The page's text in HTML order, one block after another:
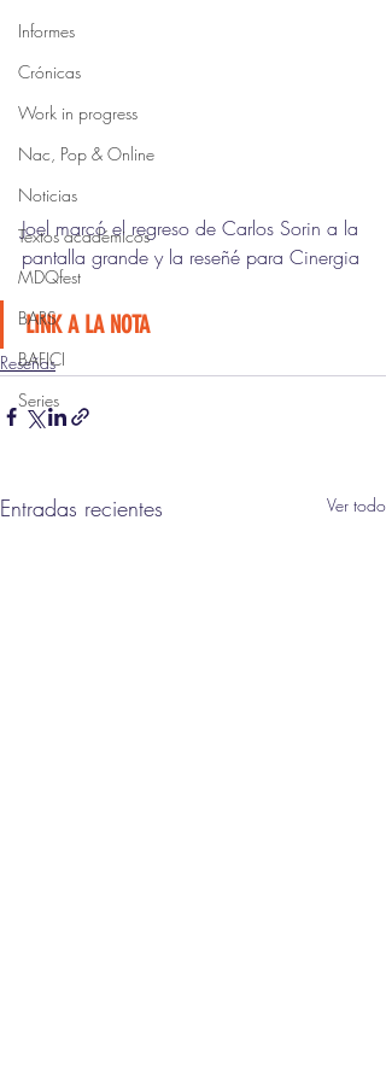
Informes
Crónicas
Work in progress
Nac, Pop & Online
Noticias
Textos académicos
MDQfest
BARS
BAFICI
Series
Joel marcó el regreso de Carlos Sorin a la
pantalla grande y la reseñé para Cinergia
LINK A LA NOTA
Reseñas
Entradas recientes Ver todo